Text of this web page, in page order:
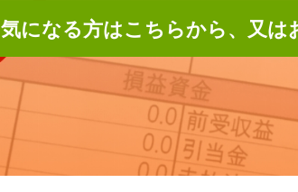
気になる方はこちらから、又は